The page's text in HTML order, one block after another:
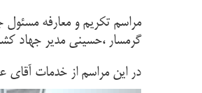
مراسم تکریم و معارفه
گرمسار ،حسینی مدیر جهاد
در این مراسم از خدمات آقای